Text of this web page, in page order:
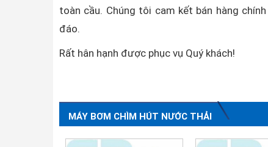
toàn cầu. Chúng tôi cam kết bán hàng
đáo.
Rất hân hạnh được phục vụ Quý khách!
MÁY BƠM CHÌM HÚT NƯỚC THẢI